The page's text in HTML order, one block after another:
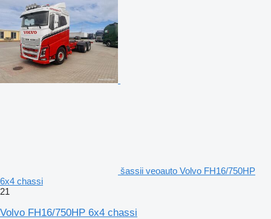
šassii veoauto Volvo FH16/750HP
6x4 chassi
21
Volvo FH16/750HP 6x4 chassi